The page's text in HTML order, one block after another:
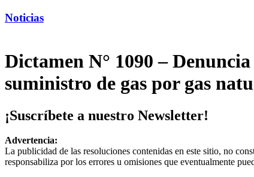
Noticias
Dictamen N° 1090 –
suministro de gas por gas
¡Suscríbete a nuestro Newsletter!
Advertencia:
La publicidad de las resoluciones contenidas en este sitio, no
responsabiliza por los errores u omisiones que eventualmente